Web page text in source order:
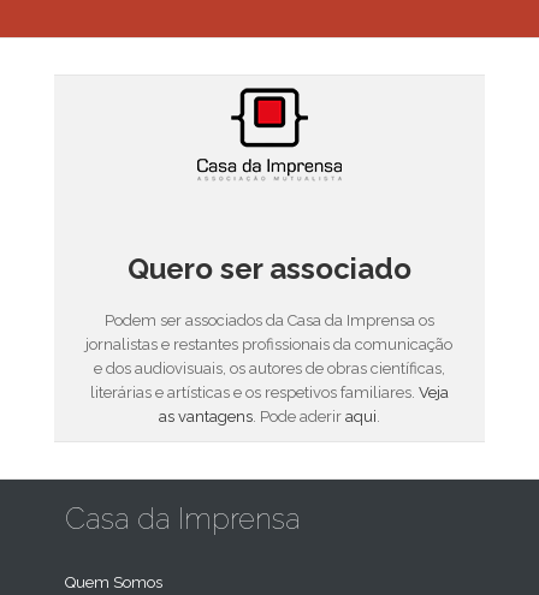
Quero ser associado
Podem ser associados da Casa da Imprensa os
jornalistas e restantes profissionais da comunicação
e dos audiovisuais, os autores de obras científicas,
literárias e artísticas e os respetivos familiares. Veja
as vantagens. Pode aderir aqui.
Casa da Imprensa
Quem Somos